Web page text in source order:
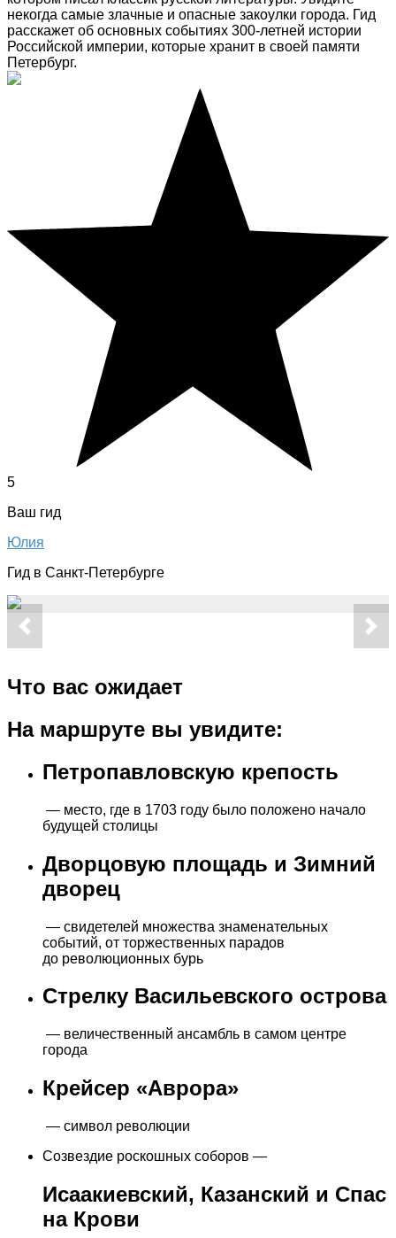
некогда самые злачные и опасные закоулки города. Гид
расскажет об основных событиях 300-летней истории
Российской империи, которые хранит в своей памяти
Петербург.
5
Ваш гид
Юлия
Гид в Санкт-Петербурге
Что вас ожидает
На маршруте вы увидите:
Петропавловскую крепость
— место, где в 1703 году было положено начало
будущей столицы
Дворцовую площадь и Зимний
дворец
— свидетелей множества знаменательных
событий, от торжественных парадов
до революционных бурь
Стрелку Васильевского острова
— величественный ансамбль в самом центре
города
Крейсер «Аврора»
— символ революции
Созвездие роскошных соборов —
Исаакиевский, Казанский и Спас
на Крови